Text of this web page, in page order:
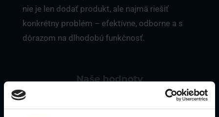
nie je len dodať produkt, ale najmä riešiť
konkrétny problém – efektívne, odborne a s
dôrazom na dlhodobú funkčnosť.
Naše hodnoty
Naša história